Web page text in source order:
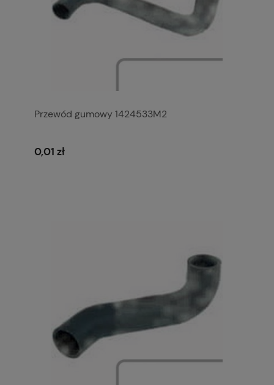
Przewód gumowy 1424533M2
0,01 zł